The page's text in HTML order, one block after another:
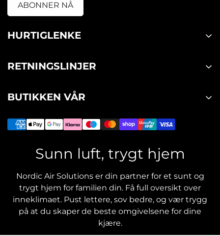
ABONNER NÅ
HURTIGLENKE
FAQ
RETNINGSLINJER
Retur og reklamasjon
Kjøp og salgsvilkår
BUTIKKEN VÅR
Sunn luft, trygt hjem
Nordic Air Solutions er din partner for et sunt og
trygt hjem for familien din. Få full oversikt over
inneklimaet. Pust lettere, sov bedre, og vær trygg
på at du skaper de beste omgivelsene for dine
kjære.